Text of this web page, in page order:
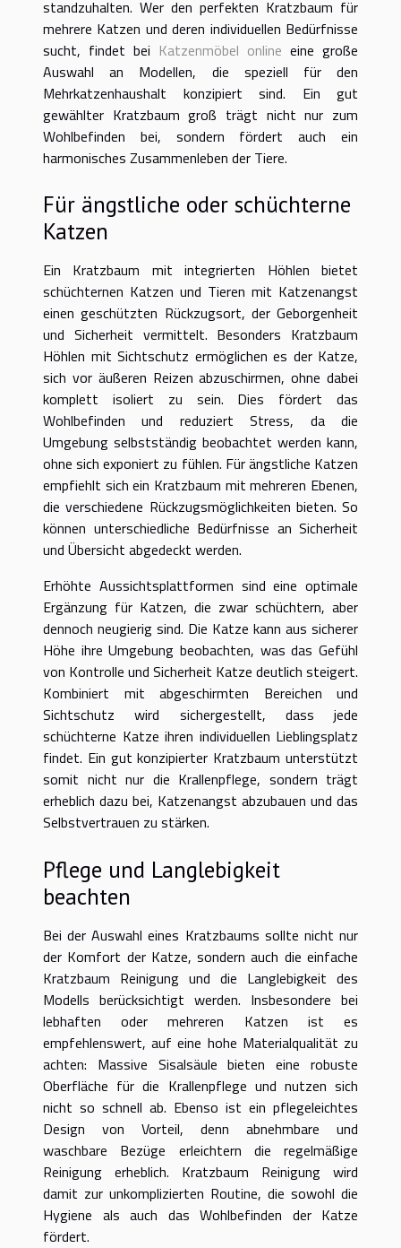
standzuhalten. Wer den perfekten Kratzbaum für
mehrere Katzen und deren individuellen Bedürfnisse
sucht, findet bei Katzenmöbel online eine große
Auswahl an Modellen, die speziell für den
Mehrkatzenhaushalt konzipiert sind. Ein gut
gewählter Kratzbaum groß trägt nicht nur zum
Wohlbefinden bei, sondern fördert auch ein
harmonisches Zusammenleben der Tiere.
Für ängstliche oder schüchterne
Katzen
Ein Kratzbaum mit integrierten Höhlen bietet
schüchternen Katzen und Tieren mit Katzenangst
einen geschützten Rückzugsort, der Geborgenheit
und Sicherheit vermittelt. Besonders Kratzbaum
Höhlen mit Sichtschutz ermöglichen es der Katze,
sich vor äußeren Reizen abzuschirmen, ohne dabei
komplett isoliert zu sein. Dies fördert das
Wohlbefinden und reduziert Stress, da die
Umgebung selbstständig beobachtet werden kann,
ohne sich exponiert zu fühlen. Für ängstliche Katzen
empfiehlt sich ein Kratzbaum mit mehreren Ebenen,
die verschiedene Rückzugsmöglichkeiten bieten. So
können unterschiedliche Bedürfnisse an Sicherheit
und Übersicht abgedeckt werden.
Erhöhte Aussichtsplattformen sind eine optimale
Ergänzung für Katzen, die zwar schüchtern, aber
dennoch neugierig sind. Die Katze kann aus sicherer
Höhe ihre Umgebung beobachten, was das Gefühl
von Kontrolle und Sicherheit Katze deutlich steigert.
Kombiniert mit abgeschirmten Bereichen und
Sichtschutz wird sichergestellt, dass jede
schüchterne Katze ihren individuellen Lieblingsplatz
findet. Ein gut konzipierter Kratzbaum unterstützt
somit nicht nur die Krallenpflege, sondern trägt
erheblich dazu bei, Katzenangst abzubauen und das
Selbstvertrauen zu stärken.
Pflege und Langlebigkeit
beachten
Bei der Auswahl eines Kratzbaums sollte nicht nur
der Komfort der Katze, sondern auch die einfache
Kratzbaum Reinigung und die Langlebigkeit des
Modells berücksichtigt werden. Insbesondere bei
lebhaften oder mehreren Katzen ist es
empfehlenswert, auf eine hohe Materialqualität zu
achten: Massive Sisalsäule bieten eine robuste
Oberfläche für die Krallenpflege und nutzen sich
nicht so schnell ab. Ebenso ist ein pflegeleichtes
Design von Vorteil, denn abnehmbare und
waschbare Bezüge erleichtern die regelmäßige
Reinigung erheblich. Kratzbaum Reinigung wird
damit zur unkomplizierten Routine, die sowohl die
Hygiene als auch das Wohlbefinden der Katze
fördert.